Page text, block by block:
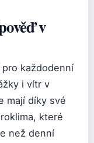
v
každodenní
i vítr v
mají díky své
které
než denní